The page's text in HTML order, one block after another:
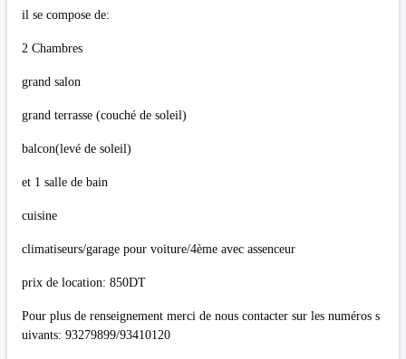
il se compose de:
2 Chambres
grand salon
grand terrasse (couché de soleil)
balcon(levé de soleil)
et 1 salle de bain
cuisine
climatiseurs/garage pour voiture/4ème avec assenceur
prix de location: 850DT
Pour plus de renseignement merci de nous contacter sur les numéros s
uivants: 93279899/93410120